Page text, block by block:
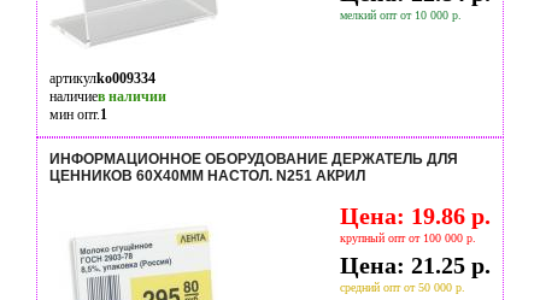
мелкий опт от 10 000 р.
артикулko009334
наличиев наличии
мин опт.1
ИНФОРМАЦИОННОЕ ОБОРУДОВАНИЕ ДЕРЖАТЕЛЬ ДЛЯ
ЦЕННИКОВ 60Х40ММ НАСТОЛ. N251 АКРИЛ
Цена: 19.86 р.
крупный опт от 100 000 р.
Цена: 21.25 р.
средний опт от 50 000 р.